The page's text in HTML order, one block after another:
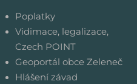
Poplatky
Vidimace, legalizace,
Czech POINT
Geoportál obce Zeleneč
Hlášení závad